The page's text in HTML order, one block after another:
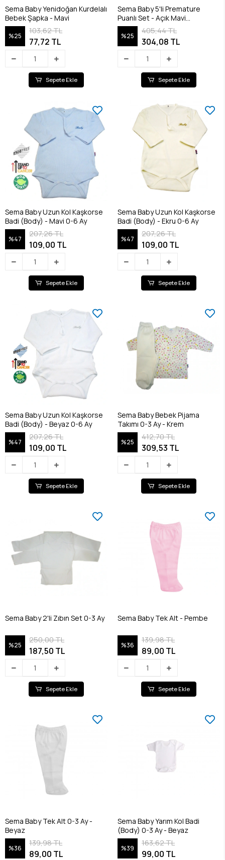
Sema Baby Yenidoğan Kurdelalı
Bebek Şapka - Mavi
%25
103,62 TL
77,72 TL
Sepete Ekle
Sema Baby 5'li Premature
Puanlı Set - Açık Mavi
8682476853155
%25
405,44 TL
304,08 TL
Sepete Ekle
Sema Baby Uzun Kol Kaşkorse
Badi (Body) - Mavi 0-6 Ay
%47
207,26 TL
109,00 TL
Sepete Ekle
Sema Baby Uzun Kol Kaşkorse
Badi (Body) - Ekru 0-6 Ay
%47
207,26 TL
109,00 TL
Sepete Ekle
Sema Baby Uzun Kol Kaşkorse
Badi (Body) - Beyaz 0-6 Ay
%47
207,26 TL
109,00 TL
Sepete Ekle
Sema Baby Bebek Pijama
Takımı 0-3 Ay - Krem
%25
412,70 TL
309,53 TL
Sepete Ekle
Sema Baby 2'li Zıbın Set 0-3 Ay
%25
250,00 TL
187,50 TL
Sepete Ekle
Sema Baby Tek Alt - Pembe
%36
139,98 TL
89,00 TL
Sepete Ekle
Sema Baby Tek Alt 0-3 Ay -
Beyaz
%36
139,98 TL
89,00 TL
Sema Baby Yarım Kol Badi
(Body) 0-3 Ay - Beyaz
%39
163,62 TL
99,00 TL